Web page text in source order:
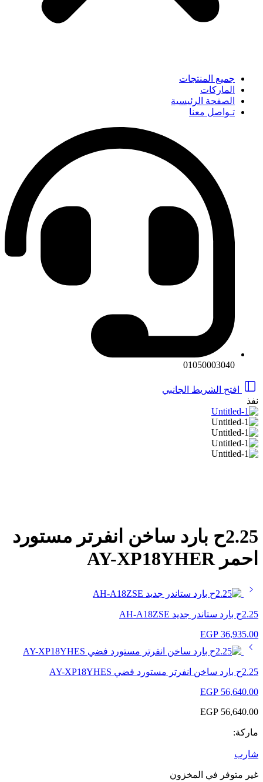
جميع المنتجات
الماركات
الصفحة الرئيسية
تـواصل معنا
01050003040
افتح الشريط الجانبي
نفذ
2.25ح بارد ساخن انفرتر مستورد
احمر AY-XP18YHER
2.25ح بارد ستاندر جديد AH-A18ZSE
EGP 36,935.00
2.25ح بارد ساخن انفرتر مستورد فضي AY-XP18YHES
EGP 56,640.00
EGP 56,640.00
ماركة:
شارب
غير متوفر في المخزون